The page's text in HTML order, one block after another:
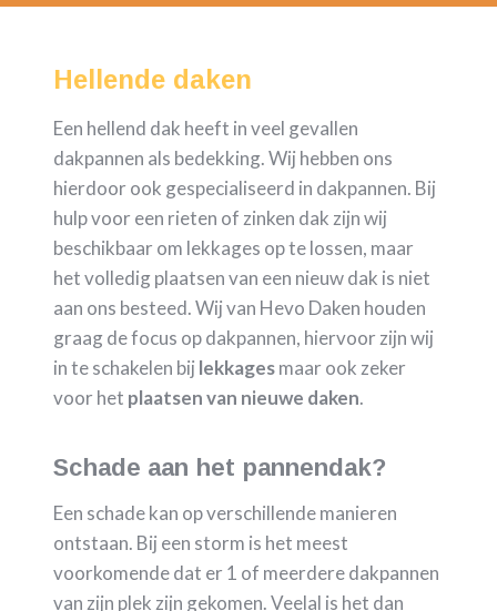
Hellende daken
Een hellend dak heeft in veel gevallen
dakpannen als bedekking. Wij hebben ons
hierdoor ook gespecialiseerd in dakpannen. Bij
hulp voor een rieten of zinken dak zijn wij
beschikbaar om lekkages op te lossen, maar
het volledig plaatsen van een nieuw dak is niet
aan ons besteed. Wij van Hevo Daken houden
graag de focus op dakpannen, hiervoor zijn wij
in te schakelen bij lekkagesmaar ook zeker
voor het plaatsen van nieuwe daken.
Schade aan het pannendak?
Een schade kan op verschillende manieren
ontstaan. Bij een storm is het meest
voorkomende dat er 1 of meerdere dakpannen
van zijn plek zijn gekomen. Veelal is het dan